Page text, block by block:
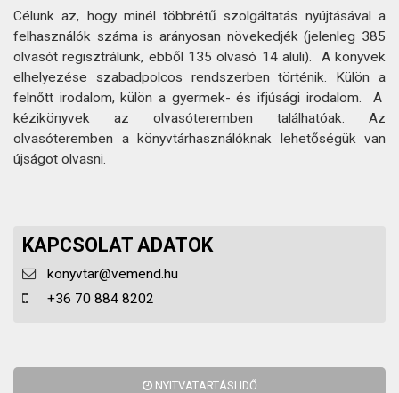
Célunk az, hogy minél többrétű szolgáltatás nyújtásával a
felhasználók száma is arányosan növekedjék (jelenleg 385
olvasót regisztrálunk, ebből 135 olvasó 14 aluli). A könyvek
elhelyezése szabadpolcos rendszerben történik. Külön a
felnőtt irodalom, külön a gyermek- és ifjúsági irodalom. A
kézikönyvek az olvasóteremben találhatóak. Az
olvasóteremben a könyvtárhasználóknak lehetőségük van
újságot olvasni.
KAPCSOLAT ADATOK
konyvtar@vemend.hu
+36 70 884 8202
NYITVATARTÁSI IDŐ